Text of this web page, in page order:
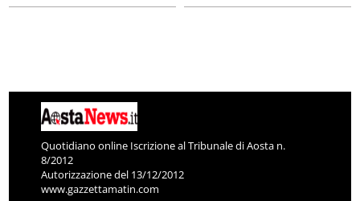
Quotidiano online Iscrizione al Tribunale di Aosta n.
8/2012
Autorizzazione del 13/12/2012
www.gazzettamatin.com